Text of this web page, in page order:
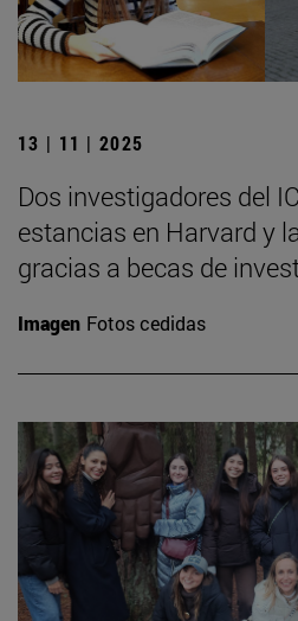
13 | 11 | 2025
Dos investigadores del
estancias en Harvard y
gracias a becas de
Imagen Fotos cedidas